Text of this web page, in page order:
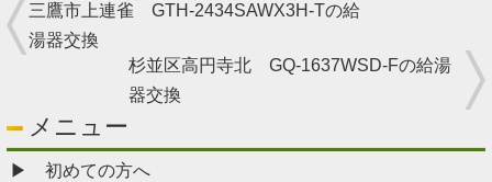
三鷹市上連雀 GTH-2434SAWX3H-Tの給
湯器交換
杉並区高円寺北 GQ-1637WSD-Fの給湯
器交換
メニュー
初めての方へ